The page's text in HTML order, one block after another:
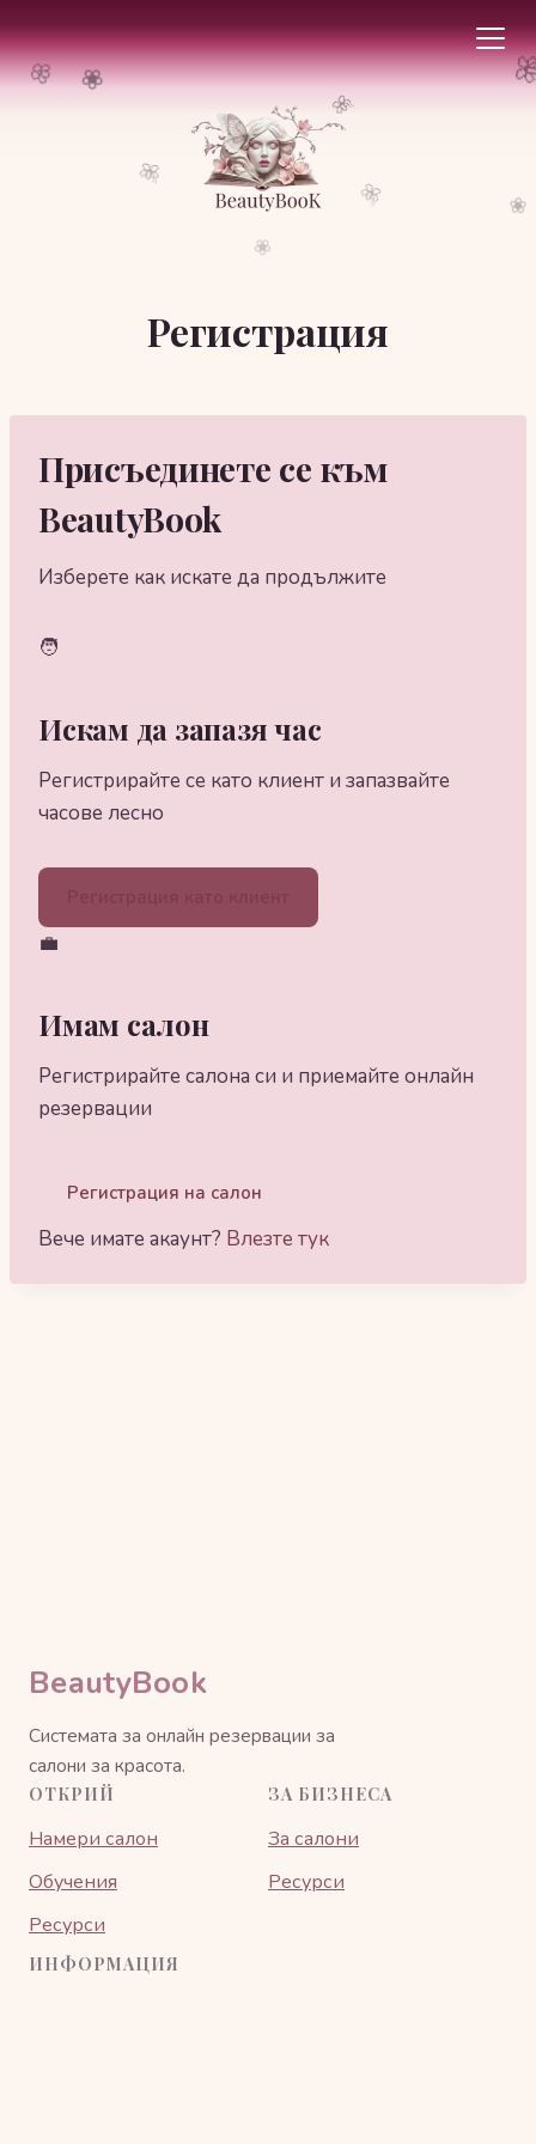
🌸
🌺
❀
🌺
❀
🌺
❀
Регистрация
Присъединете се към
BeautyBook
Изберете как искате да продължите
🧑
Искам да запазя час
Регистрирайте се като клиент и запазвайте
часове лесно
💼
Имам салон
Регистрирайте салона си и приемайте онлайн
резервации
Регистрация на салон
Вече имате акаунт? Влезте тук
BeautyBook
Системата за онлайн резервации за
салони за красота.
ОТКРИЙ
Намери салон
Обучения
Ресурси
ЗА БИЗНЕСА
За салони
Ресурси
ИНФОРМАЦИЯ